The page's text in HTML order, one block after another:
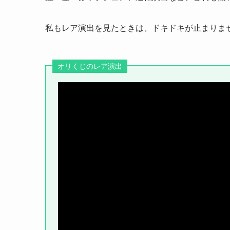
私もレア演出を見たときは、ドキドキが止まりま
オリくじのレア演出